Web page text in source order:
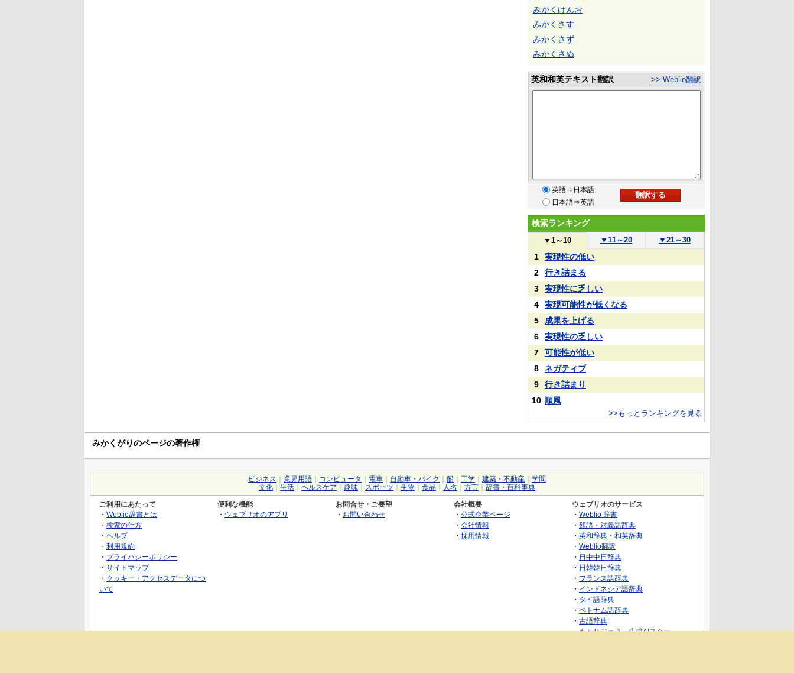
みかくけんお
みかくさす
みかくさず
みかくさぬ
英和和英テキスト翻訳 >> Weblio翻訳
英語⇒日本語
日本語⇒英語
検索ランキング
▼ 1～10 ▼ 11～20 ▼ 21～30
1
実現性の低い
2
行き詰まる
3
実現性に乏しい
4
実現可能性が低くなる
5
成果を上げる
6
実現性の乏しい
7
可能性が低い
8
ネガティブ
9
行き詰まり
10 順風
>>もっとランキングを見る
みかくがりのページの著作権
ビジネス 業界用語 コンピュータ 電車 自動車・バイク 船 工学 建築・不動産
学問
文化
生活 ヘルスケア 趣味 スポーツ 生物 食品 人名 方言 辞書・百科事典
ご利用にあたって
・ Weblio辞書とは
・ 検索の仕方
・ ヘルプ
・ 利用規約
・ プライバシーポリシー
・ サイトマップ
・ クッキー・アクセスデータにつ
いて
便利な機能
・ ウェブリオのアプリ
お問合せ・ご要望
・ お問い合わせ
会社概要
・ 公式企業ページ
・ 会社情報
・ 採用情報
ウェブリオのサービス
・ Weblio 辞書
・ 類語・対義語辞典
・ 英和辞典・和英辞典
・ Weblio翻訳
・ 日中中日辞典
・ 日韓韓日辞典
・ フランス語辞典
・ インドネシア語辞典
・ タイ語辞典
・ ベトナム語辞典
・ 古語辞典
・キャリジェネ～生成AIスクー